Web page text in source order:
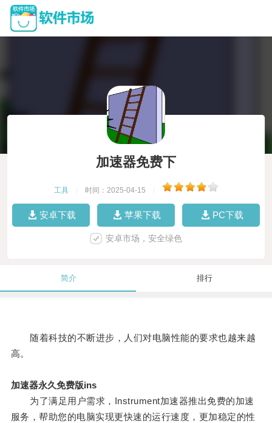
加速器免费下
工具 时间：2025-04-15
安卓下载 苹果下载 PC下载
安卓市场，安全绿色
简介 排行
随着科技的不断进步，人们对电脑性能的要求也越来越
高。
加速器永久免费版ins
为了满足用户需求，Instrument加速器推出免费的加速
服务，帮助您的电脑实现更快速的运行速度，更加稳定的性